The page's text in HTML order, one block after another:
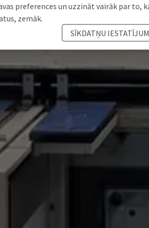
preferences un uzzināt vairāk par to,
zemāk.
SĪKDATŅU